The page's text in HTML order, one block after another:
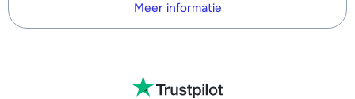
Meer informatie